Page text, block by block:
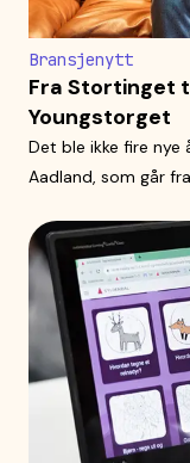
Bransjenytt
Fra Stortinget
Youngstorget
Det ble ikke fire nye
Aadland, som går